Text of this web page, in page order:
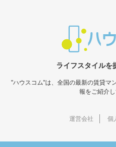
ライフスタイルを
"ハウスコム"は、全国の最新の賃貸マ
報をご紹介し
運営会社 個